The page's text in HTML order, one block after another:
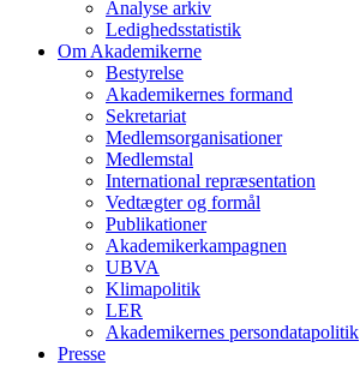
Analyse arkiv
Ledighedsstatistik
Om Akademikerne
Bestyrelse
Akademikernes formand
Sekretariat
Medlemsorganisationer
Medlemstal
International repræsentation
Vedtægter og formål
Publikationer
Akademikerkampagnen
UBVA
Klimapolitik
LER
Akademikernes persondatapolitik
Presse